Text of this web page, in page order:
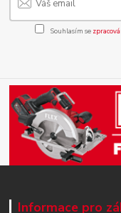
Souhlasím se
Informace pro